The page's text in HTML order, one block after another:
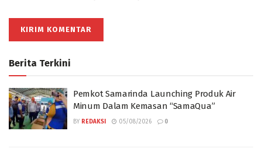
Berita Terkini
Pemkot Samarinda Launching Produk Air
Minum Dalam Kemasan “SamaQua”
BY REDAKSI 05/08/2026 0